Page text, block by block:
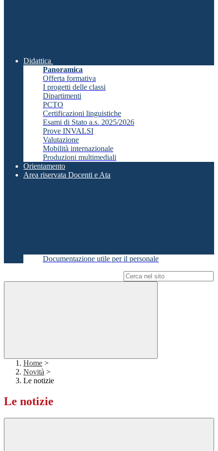
Didattica
Panoramica
Offerta formativa
I progetti delle classi
Dipartimenti
PCTO
Certificazioni linguistiche
Esami di Stato a.s. 2025/2026
Prove INVALSI
Valutazione
Mobilità internazionale
Produzioni multimediali
Orientamento
Area riservata Docenti e Ata
Documentazione utile per il personale
Home >
Novità >
Le notizie
Le notizie